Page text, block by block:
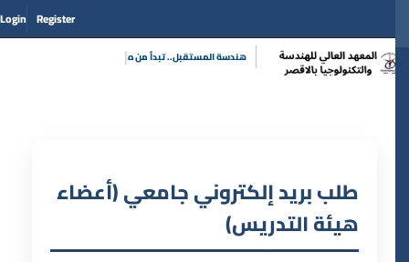
Register
Login
هندسة المستقبل.. تبدأ|
طلب بريد إلكتروني جامعي (أعضاء
هيئة التدريس)